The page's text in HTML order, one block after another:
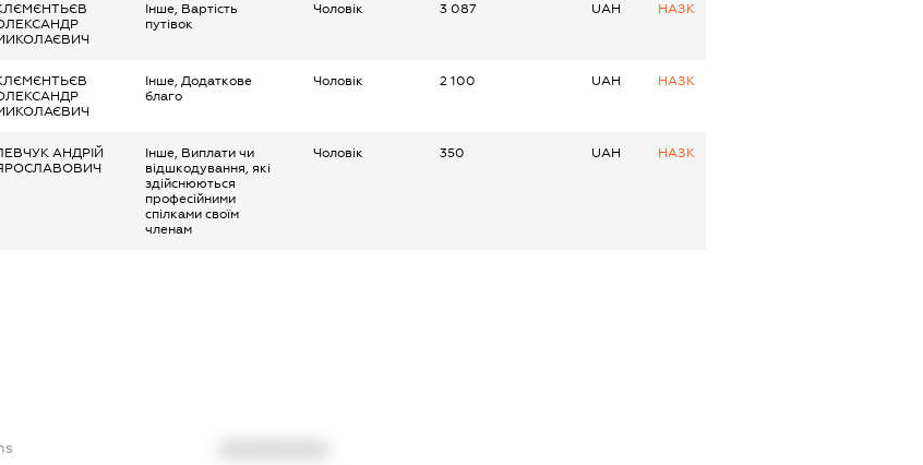
Інше, Вартість
путівок
Чоловік 3 087 UAH НАЗК
Інше, Додаткове
благо
Чоловік 2 100 UAH НАЗК
АНДРІЙ
Інше, Виплати чи
відшкодування, які
здійснюються
професійними
спілками своїм
членам
Чоловік 350 UAH НАЗК